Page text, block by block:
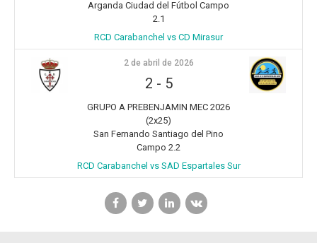
Arganda Ciudad del Fútbol Campo
2.1
RCD Carabanchel vs CD Mirasur
2 de abril de 2026
2 - 5
GRUPO A PREBENJAMIN MEC 2026
(2x25)
San Fernando Santiago del Pino
Campo 2.2
RCD Carabanchel vs SAD Espartales Sur